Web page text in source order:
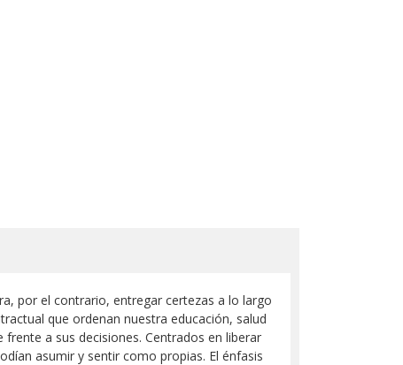
por el contrario, entregar certezas a lo largo
que ordenan nuestra educación, salud
a sus decisiones. Centrados en liberar
asumir y sentir como propias. El énfasis